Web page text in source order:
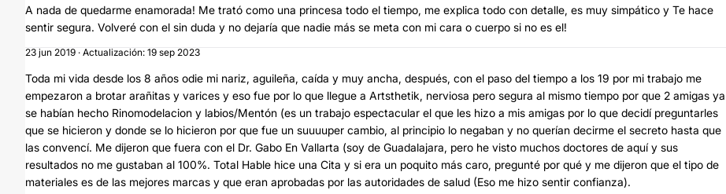
A nada de quedarme enamorada! Me trató como una princesa todo el tiempo, me explica todo con detalle, es muy simpático y Te hace
sentir segura. Volveré con el sin duda y no dejaría que nadie más se meta con mi cara o cuerpo si no es el!
23 jun 2019 · Actualización: 19 sep 2023
Toda mi vida desde los 8 años odie mi nariz, aguileña, caída y muy ancha, después, con el paso del tiempo a los 19 por mi trabajo me
empezaron a brotar arañitas y varices y eso fue por lo que llegue a Artsthetik, nerviosa pero segura al mismo tiempo por que 2 amigas ya
se habían hecho Rinomodelacion y labios/Mentón (es un trabajo espectacular el que les hizo a mis amigas por lo que decidí preguntarles
que se hicieron y donde se lo hicieron por que fue un suuuuper cambio, al principio lo negaban y no querían decirme el secreto hasta que
las convencí. Me dijeron que fuera con el Dr. Gabo En Vallarta (soy de Guadalajara, pero he visto muchos doctores de aquí y sus
resultados no me gustaban al 100%. Total Hable hice una Cita y si era un poquito más caro, pregunté por qué y me dijeron que el tipo de
materiales es de las mejores marcas y que eran aprobadas por las autoridades de salud (Eso me hizo sentir confianza).